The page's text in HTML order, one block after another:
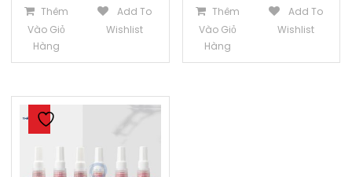
Thêm
Vào Giỏ
Hàng
Add To
Wishlist
Thêm
Vào Giỏ
Hàng
Add To
Wishlist